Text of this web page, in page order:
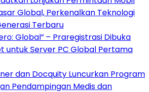
Global, Perkenalkan Teknologi
Terbaru
Global” – Praregistrasi Dibuka
untuk Server PC Global Pertama
dan Docquity Luncurkan Program
Pendampingan Medis dan